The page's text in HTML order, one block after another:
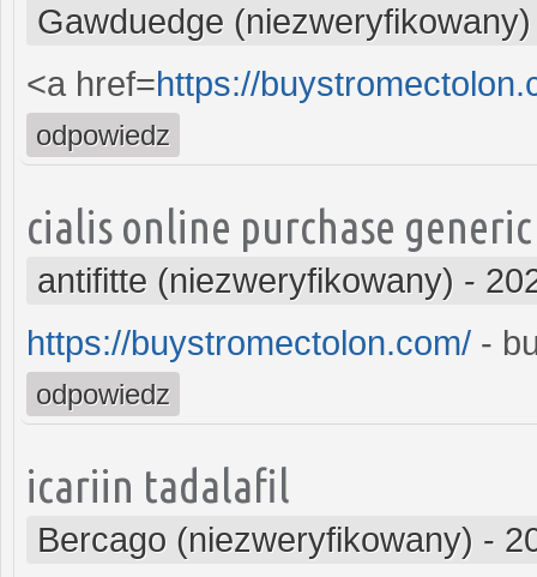
Gawduedge (niezweryfikowany)
<a href=https://
odpowiedz
cialis online purchase generic
antifitte (niezweryfikowany) -
https://buystromectolon.com/ -
odpowiedz
icariin tadalafil
Bercago (niezweryfikowany) -